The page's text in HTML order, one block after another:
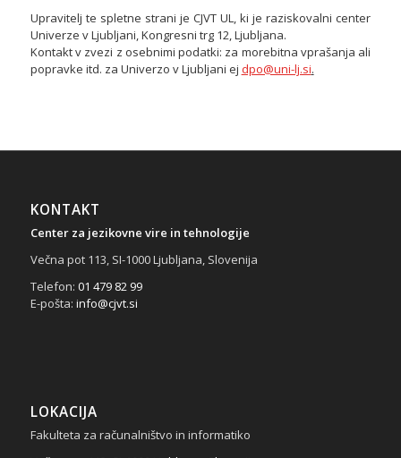
Upravitelj te spletne strani je CJVT UL, ki je raziskovalni center
Univerze v Ljubljani, Kongresni trg 12, Ljubljana.
Kontakt v zvezi z osebnimi podatki: za morebitna vprašanja ali
popravke itd. za Univerzo v Ljubljani ej dpo@uni-lj.si.
KONTAKT
Center za jezikovne vire in tehnologije
Večna pot 113, SI-1000 Ljubljana, Slovenija
Telefon: 01 479 82 99
E-pošta: info@cjvt.si
LOKACIJA
Fakulteta za računalništvo in informatiko